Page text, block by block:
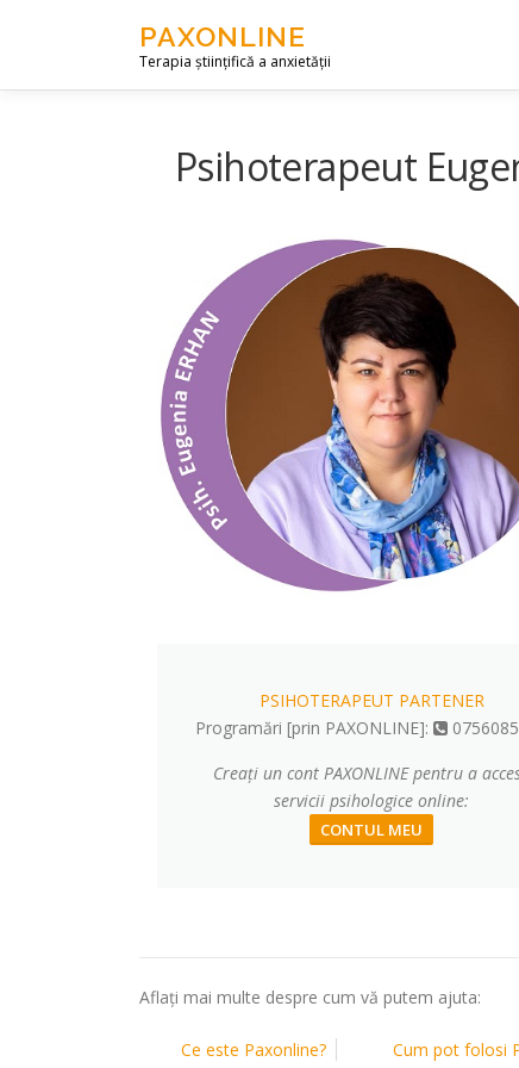
PAXONLINE
Terapia științifică a anxietății
Psihoterapeut
PSIHOTERAPEUT PARTENER
Programări [prin PAXONLINE]:
Creați un cont PAXONLINE pentru a
servicii psihologice online:
CONTUL MEU
Aflați mai multe despre cum vă putem ajuta:
Ce este Paxonline? Cum pot folosi